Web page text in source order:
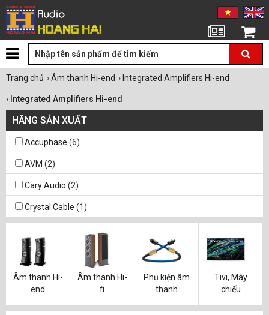
Giỏ hàng
Trang chủ ›Âm thanh Hi-end › Integrated Amplifiers Hi-end
› Integrated Amplifiers Hi-end
HÃNG SẢN XUẤT
Accuphase (6)
AVM (2)
Cary Audio (2)
Crystal Cable (1)
Goldmund
Marantz(2)
Mark Levinson
Âm thanh Hi-
end
Âm thanh Hi-
fi
Phụ kiện âm
thanh
Tivi, Máy
chiếu